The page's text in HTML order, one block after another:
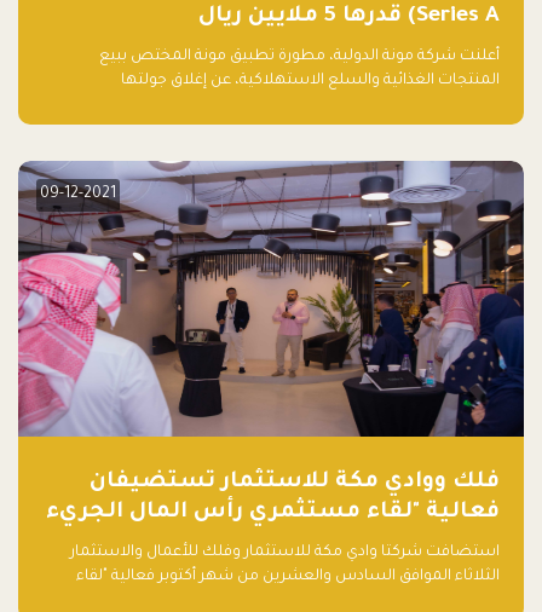
Series A) قدرها 5 ملايين ريال
أعلنت شركة مونة الدولية، مطورة تطبيق مونة المختص ببيع
المنتجات الغذائية والسلع الاستهلاكية، عن إغلاق جولتها
دولار أمريكي)، بقيادة شركتي دعم المنشآت المحدودة وتسارع القابضة
09-12-2021
فلك ووادي مكة للاستثمار تستضيفان
فعالية "لقاء مستثمري رأس المال الجريء
في المنطقة"
استضافت شركتا وادي مكة للاستثمار وفلك للأعمال والاستثمار
الثلاثاء الموافق السادس والعشرين من شهر أكتوبر فعالية "لقاء